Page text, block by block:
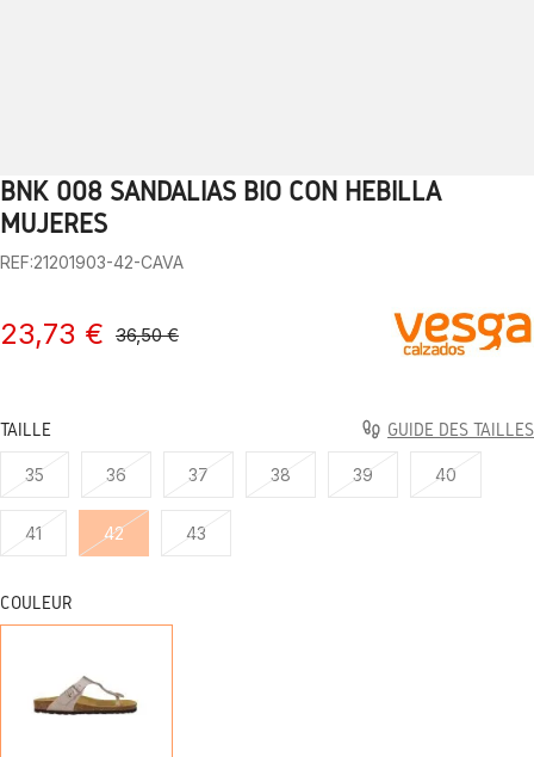
1 2 3 4 5 6 7 8 9
BNK 008 SANDALIAS BIO CON HEBILLA
MUJERES
REF:21201903-42-CAVA
23,73 € 36,50 €
TAILLE GUIDE DES TAILLES
35 36 37 38 39 40
41 42 43
COULEUR